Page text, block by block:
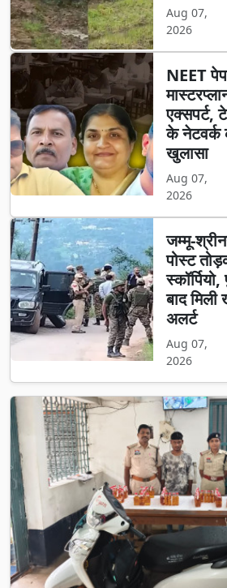
Aug 07,
2026
NEET
एक्सपर्ट,
के नेटवर्क
खुलासा
Aug 07,
2026
जम्मू-
पोस्ट
बाद मिली
अलर्ट
Aug 07,
2026